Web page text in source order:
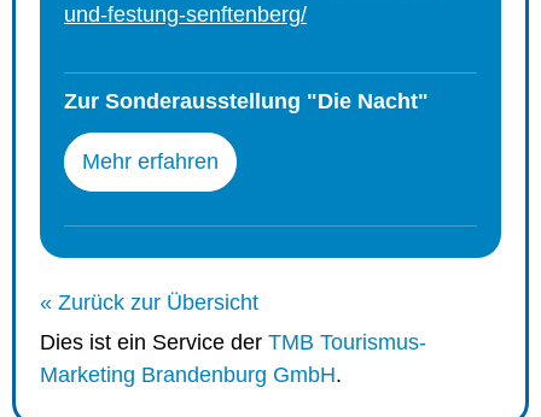
und-festung-senftenberg/
Zur Sonderausstellung "Die Nacht"
Mehr erfahren
« Zurück zur Übersicht
Dies ist ein Service der TMB Tourismus-
Marketing Brandenburg GmbH.